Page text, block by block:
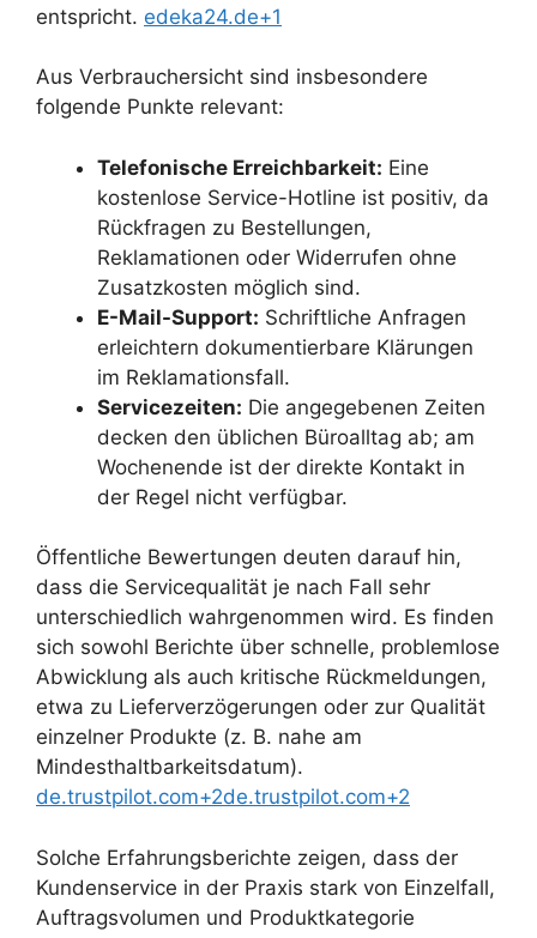
entspricht. edeka24.de+1
Aus Verbrauchersicht sind insbesondere
folgende Punkte relevant:
Telefonische Erreichbarkeit: Eine
kostenlose Service-Hotline ist positiv, da
Rückfragen zu Bestellungen,
Reklamationen oder Widerrufen ohne
Zusatzkosten möglich sind.
E-Mail-Support: Schriftliche Anfragen
erleichtern dokumentierbare Klärungen
im Reklamationsfall.
Servicezeiten: Die angegebenen Zeiten
decken den üblichen Büroalltag ab; am
Wochenende ist der direkte Kontakt in
der Regel nicht verfügbar.
Öffentliche Bewertungen deuten darauf hin,
dass die Servicequalität je nach Fall sehr
unterschiedlich wahrgenommen wird. Es finden
sich sowohl Berichte über schnelle, problemlose
Abwicklung als auch kritische Rückmeldungen,
etwa zu Lieferverzögerungen oder zur Qualität
einzelner Produkte (z. B. nahe am
Mindesthaltbarkeitsdatum).
de.trustpilot.com+2de.trustpilot.com+2
Solche Erfahrungsberichte zeigen, dass der
Kundenservice in der Praxis stark von Einzelfall,
Auftragsvolumen und Produktkategorie